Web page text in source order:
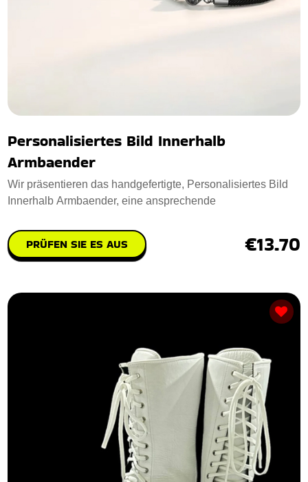
Personalisiertes Bild Innerhalb
Armbaender
Wir präsentieren das handgefertigte, Personalisiertes Bild
Innerhalb Armbaender, eine ansprechende
PRÜFEN SIE ES AUS €13.70